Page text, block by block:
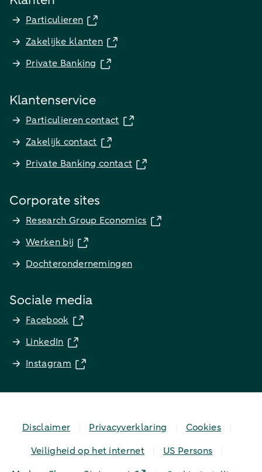
Particulieren
Zakelijke klanten
Private Banking
Klantenservice
Particulieren contact
Zakelijk contact
Private Banking contact
Corporate sites
Research Group Economics
Werken bij
Dochterondernemingen
Sociale media
Facebook
LinkedIn
Instagram
Disclaimer Privacyverklaring
Cookies
Veiligheid op het internet
US Persons